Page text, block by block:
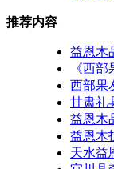
推荐内容
益恩木
《西
西部果
甘肃礼
益恩木
益恩木
天水益